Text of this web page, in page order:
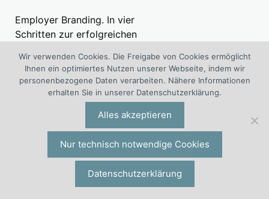
Employer Branding. In vier
Schritten zur erfolgreichen
» Ansehen
Spezielle Themen
Employer Branding
Mitarbeiterbindung
Mitarbeiterführung
Wir verwenden Cookies. Die Freigabe von Cookies ermöglicht
Ihnen ein optimiertes Nutzen unserer Webseite, indem wir
personenbezogene Daten verarbeiten. Nähere Informationen
erhalten Sie in unserer Datenschutzerklärung.
Alles akzeptieren
Nur technisch notwendige Cookies
Datenschutzerklärung